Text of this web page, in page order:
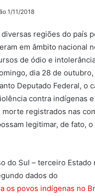
1/11/2018
regiões do país
em âmbito nacional
de ódio e
dia 28 de
Deputado Federal, o
contra indígenas
registrados nas
legitimar, de fato,
do Sul – terceiro
dados do
os povos indígenas no